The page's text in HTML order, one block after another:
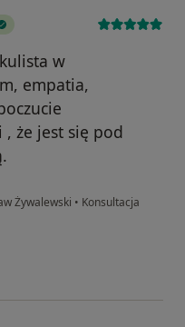
w
empatia,
, że jest się pod
Żywalewski • Konsultacja